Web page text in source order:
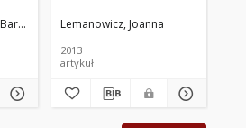
Bartkowiak, Agataphosphatases
Lemanowicz, Joanna
2013
artykuł